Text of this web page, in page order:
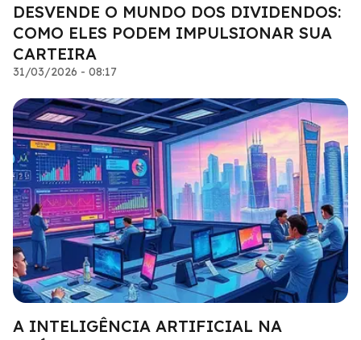
DESVENDE O MUNDO DOS DIVIDENDOS:
COMO ELES PODEM IMPULSIONAR SUA
CARTEIRA
31/03/2026 - 08:17
A INTELIGÊNCIA ARTIFICIAL NA